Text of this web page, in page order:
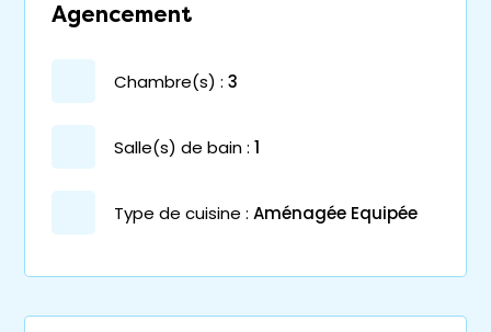
Agencement
chambre(s) : 3
salle(s) de bain : 1
Type de cuisine : Aménagée Equipée